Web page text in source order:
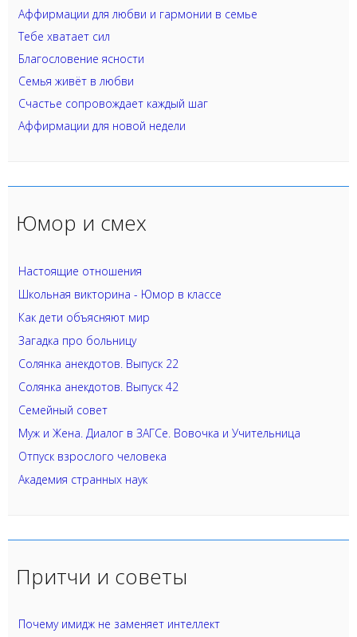
Аффирмации для любви и гармонии в семье
Тебе хватает сил
Благословение ясности
Семья живёт в любви
Счастье сопровождает каждый шаг
Аффирмации для новой недели
Юмор и смех
Настоящие отношения
Школьная викторина - Юмор в классе
Как дети объясняют мир
Загадка про больницу
Солянка анекдотов. Выпуск 22
Солянка анекдотов. Выпуск 42
Семейный совет
Муж и Жена. Диалог в ЗАГСе. Вовочка и Учительница
Отпуск взрослого человека
Академия странных наук
Притчи и советы
Почему имидж не заменяет интеллект